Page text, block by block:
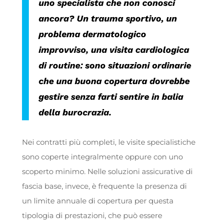
uno specialista che non conosci
ancora? Un trauma sportivo, un
problema dermatologico
improvviso, una visita cardiologica
di routine: sono situazioni ordinarie
che una buona copertura dovrebbe
gestire senza farti sentire in balia
della burocrazia.
Nei contratti più completi, le visite specialistiche
sono coperte integralmente oppure con uno
scoperto minimo. Nelle soluzioni assicurative di
fascia base, invece, è frequente la presenza di
un limite annuale di copertura per questa
tipologia di prestazioni, che può essere